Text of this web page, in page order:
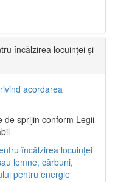
încălzirea locuinței și
acordarea
de sprijin conform Legii
încălzirea locuinței
lemne, cărbuni,
pentru energie